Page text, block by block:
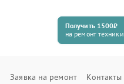
Получить 1500₽
на ремонт техники
Заявка на ремонт Контакты